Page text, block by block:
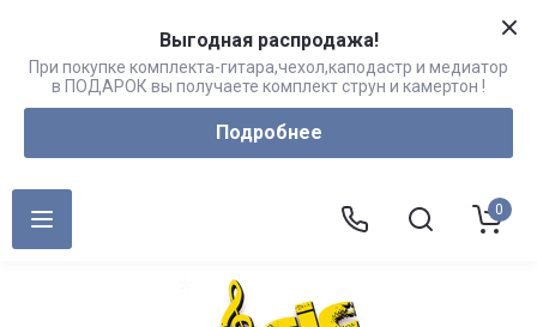
Выгодная распродажа!
При покупке комплекта-гитара,чехол,каподастр и медиатор
в ПОДАРОК вы получаете комплект струн и камертон !
Подробнее
0